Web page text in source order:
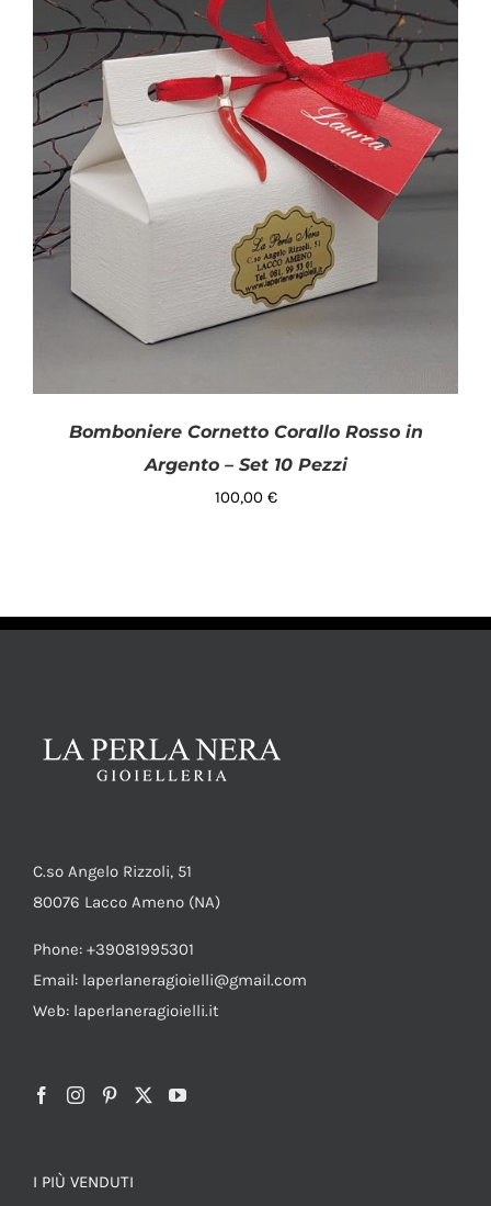
PRODOTTI
BLOG
CONTATTI
Categorie prodotto
Laurea (1)
Disponibile
Bomboniere Cornetto Corallo Rosso in
Argento – Set 10 Pezzi
100,00 €
C.so Angelo Rizzoli, 51
80076 Lacco Ameno (NA)
Phone: +39081995301
Email: laperlaneragioielli@gmail.com
Web: laperlaneragioielli.it
I PIÙ VENDUTI